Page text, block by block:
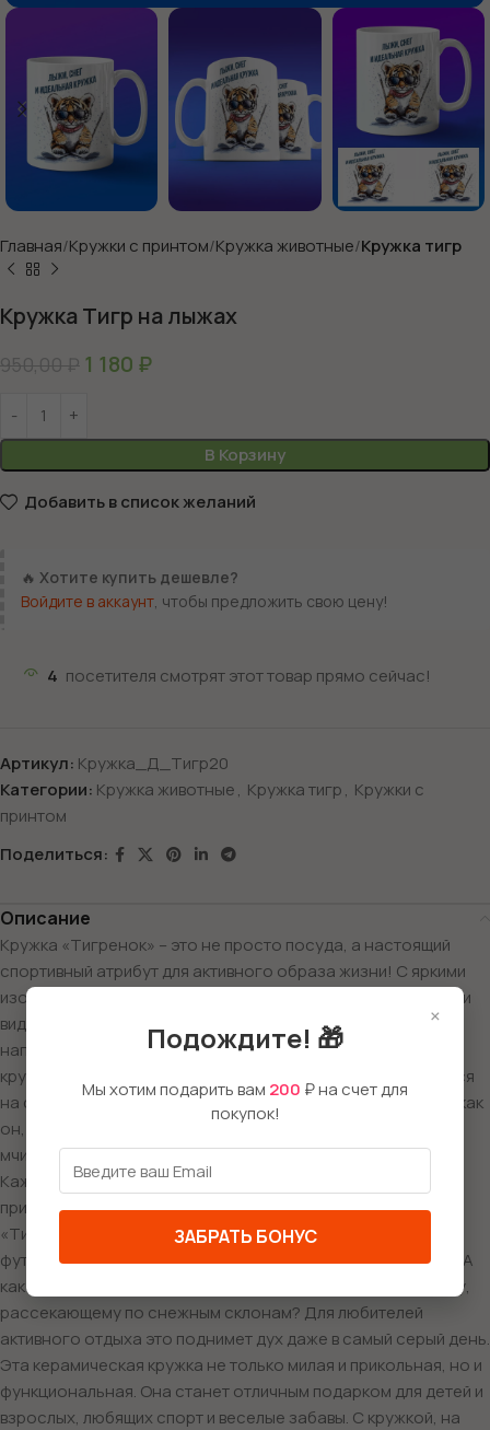
Главная Кружки с принтом Кружка животные Кружка тигр
Кружка Тигр на лыжах
950,00₽ 1 180 ₽
В Корзину
Добавить в список желаний
🔥 Хотите купить дешевле?
Войдите в аккаунт , чтобы предложить свою цену!
4 посетителя смотрят этот товар прямо сейчас!
Артикул: Кружка_Д_Тигр20
Категории: Кружка животные, Кружка тигр, Кружки с
принтом
Поделиться:
Описание
Кружка «Тигренок» – это не просто посуда, а настоящий
спортивный атрибут для активного образа жизни! С яркими
изображениями тигренка, который занимается различными
видами спорта, каждая кружка станет отличным
напоминанием о том, что здоровье и спорт – это весело и
круто! Представьте, как тигренок с удовольствием катается
на скейтборде, выполняя трюки на фоне яркого неба. Или как
он, облаченный в хоккейные доспехи, на полной скорости
мчится по льду, готовясь сделать свой очередной бросок!
Каждый рисунок на кружке – это маленькое спортивное
приключение, которое наполняет день позитивом. Кружка
«Тигренок» также изображает нашего героя в роли
футболиста, с мячом в лапах, как он стремится забить гол. А
как насчет того, чтобы поднять настроение сноубордисту,
рассекающему по снежным склонам? Для любителей
активного отдыха это поднимет дух даже в самый серый день.
Эта керамическая кружка не только милая и прикольная, но и
функциональная. Она станет отличным подарком для детей и
взрослых, любящих спорт и веселые забавы. С кружкой, на
×
Подождите! 🎁
Мы хотим подарить вам 200 ₽ на счет для
покупок!
ЗАБРАТЬ БОНУС